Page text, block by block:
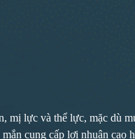
mị lực và thể lực, mặc dù
cung cấp lợi nhuận cao